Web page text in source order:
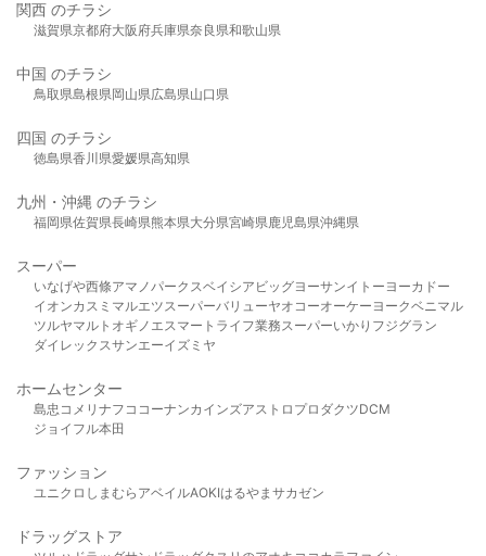
関西 のチラシ
滋賀県京都府大阪府兵庫県奈良県和歌山県
中国 のチラシ
鳥取県島根県岡山県広島県山口県
四国 のチラシ
徳島県香川県愛媛県高知県
九州・沖縄 のチラシ
福岡県佐賀県長崎県熊本県大分県宮崎県鹿児島県沖縄県
スーパー
いなげや西條アマノパークスベイシア ビッグヨーサンイトーヨーカドー
イオンカスミ マルエツスーパーバリューヤオコーオーケー ヨークベニマル
ツルヤマルト オギノ エスマート ライフ業務スーパーいかり フジグラン
ダイレックスサンエーイズミヤ
ホームセンター
島忠 コメリ ナフコ コーナンカインズアストロプロダクツDCM
ジョイフル本田
ファッション
ユニクロ しまむら アベイルAOKIはるやま サカゼン
ドラッグストア